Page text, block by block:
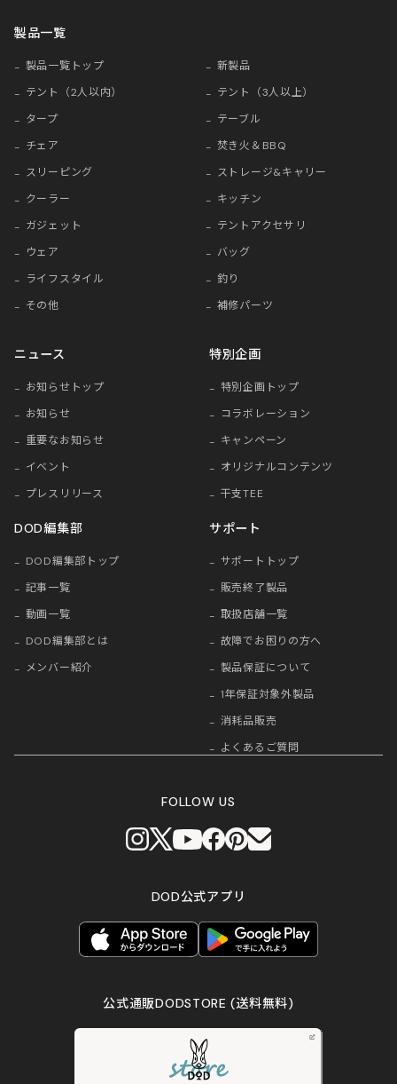
製品一覧
製品一覧トップ
新製品
テント（2人以内）
テント（3人以上）
タープ
テーブル
チェア
焚き火＆BBQ
スリーピング
ストレージ&キャリー
クーラー
キッチン
ガジェット
テントアクセサリ
ウェア
バッグ
ライフスタイル
釣り
その他
補修パーツ
ニュース
お知らせトップ
お知らせ
重要なお知らせ
イベント
プレスリリース
特別企画
特別企画トップ
コラボレーション
キャンペーン
オリジナルコンテンツ
干支TEE
DOD編集部
DOD編集部トップ
記事一覧
動画一覧
DOD編集部とは
メンバー紹介
サポート
サポートトップ
販売終了製品
取扱店舗一覧
故障でお困りの方へ
製品保証について
1年保証対象外製品
消耗品販売
よくあるご質問
FOLLOW US
DOD公式アプリ
公式通販DODSTORE(送料無料)